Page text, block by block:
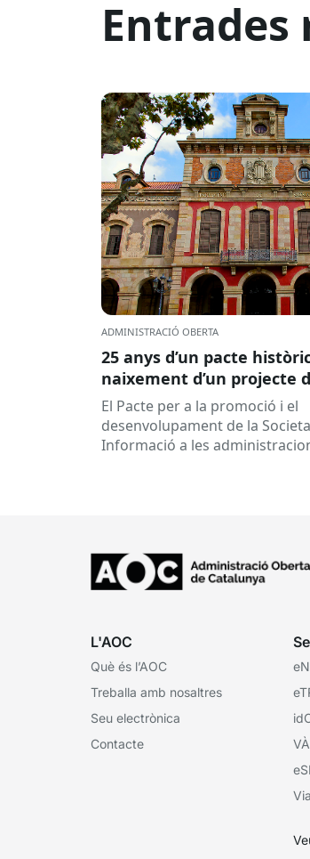
Entrades
ADMINISTRACIÓ OBERTA
25 anys d’un pacte
naixement d’un projecte
El Pacte per a la promoció i el
desenvolupament de la
Informació a les
L'AOC
Què és l’AOC
Treballa amb nosaltres
Seu electrònica
Contacte